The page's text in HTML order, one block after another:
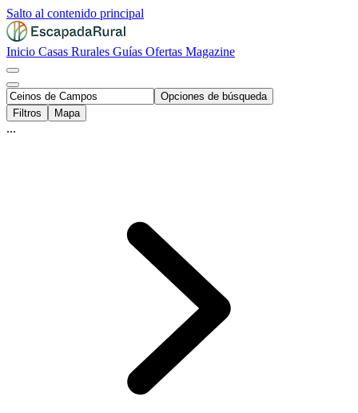
Salto al contenido principal
Inicio Casas Rurales Guías Ofertas Magazine
Opciones de búsqueda
Filtros
Mapa
...